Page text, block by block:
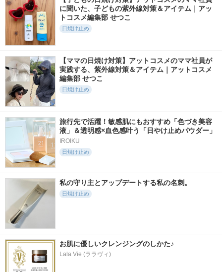
に聞いた、子どもの紫外線対策＆アイテム｜アッ
トコスメ編集部 せつこ
日焼け止め
【ママの日焼け対策】アットコスメのママ社員が
実践する、紫外線対策＆アイテム｜アットコスメ
編集部 せつこ
日焼け止め
旅行先で活躍！敏感肌にもおすすめ「色づき美容
液」＆透明感×血色感叶う「日やけ止めパウダー」
IROIKU
日焼け止め
私の守り主とアップデートする私の名刺。
日焼け止め
お肌に優しいクレンジングのしかた♪
Lala Vie (ララヴィ)